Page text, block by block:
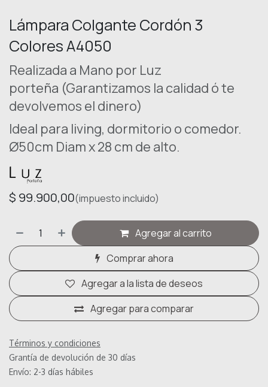
Lámpara Colgante Cordón 3
Colores A4050
Realizada a Mano por Luz
porteña (Garantizamos la calidad ó te
devolvemos el dinero)
Ideal para living, dormitorio o comedor.
Ø50cm Diam x 28 cm de alto.
$ 99.900,00(impuesto incluido)
Agregar al carrito
Comprar ahora
Agregar para comparar
Agregar a la lista de deseos
Términos y condiciones
Grantía de devolución de 30 días
Envío: 2-3 días hábiles